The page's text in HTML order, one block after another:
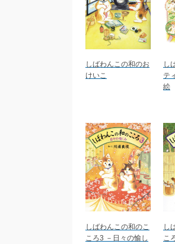
しばわんこの和のお
けいこ
し
テ
絵
しばわんこの和のこ
ころ3 －日々の愉し
し
こ